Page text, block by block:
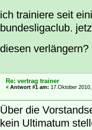
ich trainiere seit
bundesligaclub.
diesen
Re: vertrag trainer
«Antwort #1 am: 17.Oktober
Über die
kein Ultimatum